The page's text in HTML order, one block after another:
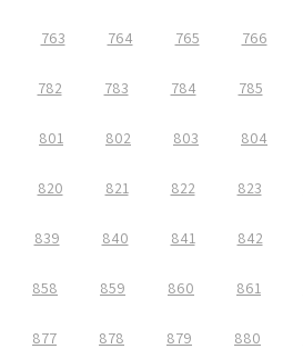
763 764 765 766
782 783 784 785
801 802 803 804
820 821 822 823
839 840 841 842
858 859 860 861
877 878 879 880